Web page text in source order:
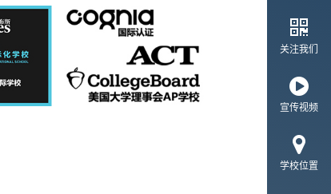
关注我们
宣传视频
学校位置